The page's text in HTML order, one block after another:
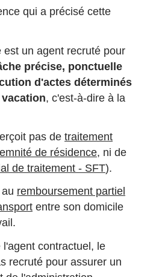
qui a précisé cette
est un agent recruté pour
précise, ponctuelle
d'actes déterminés
, c'est-à-dire à la
pas de traitement
de résidence, ni de
de traitement - SFT).
remboursement partiel
entre son domicile
contractuel, le
recruté pour assurer un